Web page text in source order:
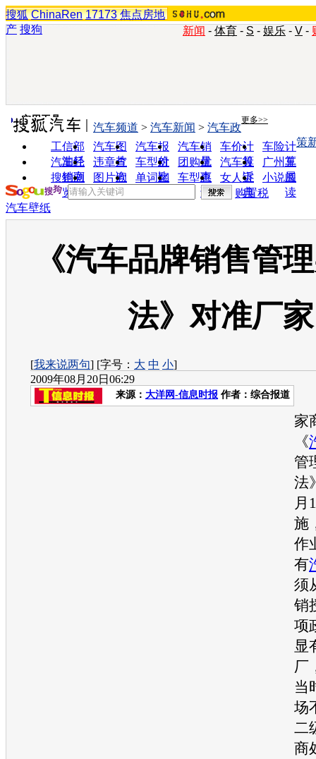
搜狐 ChinaRen 17173 焦点房地
产 搜狗 新闻 - 体育 - S - 娱乐 - V -
实用工具 更多>>
工信部
油耗
汽车图
片
汽车报
价
汽车销
量
车价计
算
车险计
算
汽车经
销商
违章查
询
车型对
比
团购优
惠
汽车投
诉
广州车
展
搜狗浏
览器
图片欣
赏
单词翻
车型查
询
女人宝
典
小说阅
读
汽车频道 > 汽车新闻 > 汽车政
策
购置税
汽车壁纸
《汽车品牌销售管
法》对准厂家
[我来说两句] [字号： 大 中 小]
2009年08月20日06:29
来源： 大洋网-信息时报 作者：综合报道
家
《
管
法
月
施
作
有
须
销
项
显
厂
当
场
二
商